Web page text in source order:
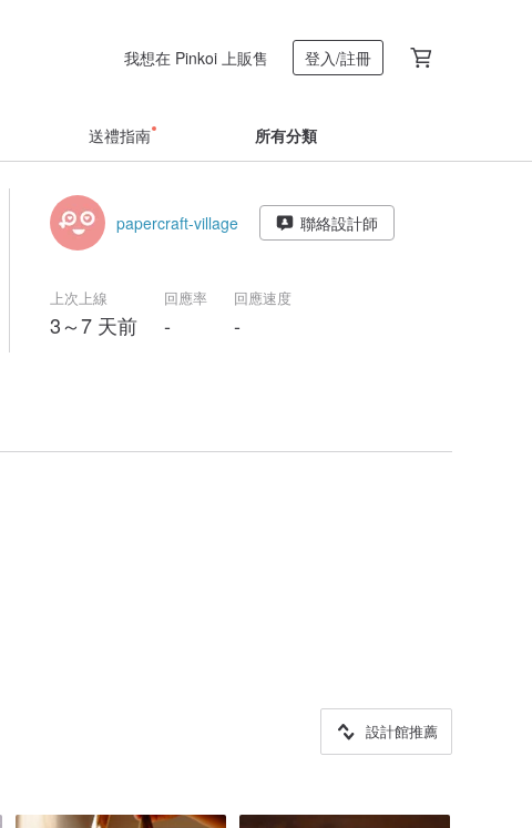
我想在 Pinkoi 上販售 登入/註冊
送禮指南 所有分類
papercraft-village 聯絡設計師
上次上線
3～7 天前
回應率
-
回應速度
-
設計館推薦